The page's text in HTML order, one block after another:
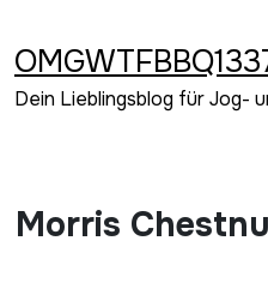
springen
Dein Lieblingsblog für Jog-
Morris